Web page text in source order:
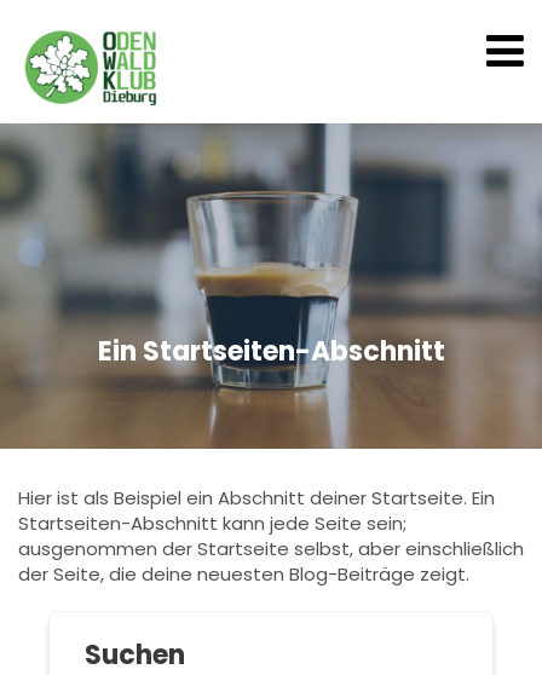
Ein Startseiten-Abschnitt
Hier ist als Beispiel ein Abschnitt deiner Startseite. Ein
Startseiten-Abschnitt kann jede Seite sein;
ausgenommen der Startseite selbst, aber einschließlich
der Seite, die deine neuesten Blog-Beiträge zeigt.
Suchen